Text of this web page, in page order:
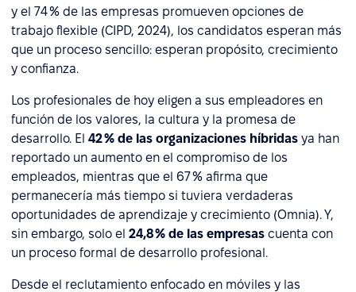
y el 74 % de las empresas promueven opciones de
trabajo flexible (CIPD, 2024), los candidatos esperan más
que un proceso sencillo: esperan propósito, crecimiento
y confianza.
Los profesionales de hoy eligen a sus empleadores en
función de los valores, la cultura y la promesa de
desarrollo. El 42 % de las organizaciones híbridas ya han
reportado un aumento en el compromiso de los
empleados, mientras que el 67 % afirma que
permanecería más tiempo si tuviera verdaderas
oportunidades de aprendizaje y crecimiento (Omnia). Y,
sin embargo, solo el 24,8 % de las empresas cuenta con
un proceso formal de desarrollo profesional.
Desde el reclutamiento enfocado en móviles y las